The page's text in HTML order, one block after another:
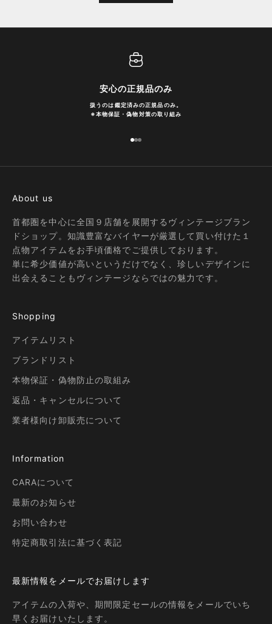
安心の正規品のみ
扱うのは鑑定済みの正規品のみ。
※本物保証・偽物対策の取り組み
I18n Error: Missing interpolation
I18n Error: Missing interpolation
I18n Error: Missing interpolation
About us
首都圏を中心に全国９店舗を展開するヴィンテージブラン
ドショップ。知識豊富なバイヤーが厳選して買い付けた１
点物アイテムをお手頃価格でご提供しております。
単に希少価値が高いというだけでなく、珍しいデザインに
出会えることもヴィンテージならではの魅力です。
Shopping
アイテムリスト
ブランドリスト
本物保証・偽物防止の取組み
返品・キャンセルについて
業者様向け卸販売について
Information
CARAについて
最新のお知らせ
お問い合わせ
特定商取引法に基づく表記
最新情報をメールでお届けします
アイテムの入荷や、期間限定セールの情報をメールでいち
早くお届けいたします。